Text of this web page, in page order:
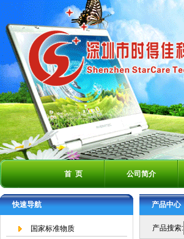
首 页 公司简介
快速导航
国家标准物质
产品中心
产品搜索: